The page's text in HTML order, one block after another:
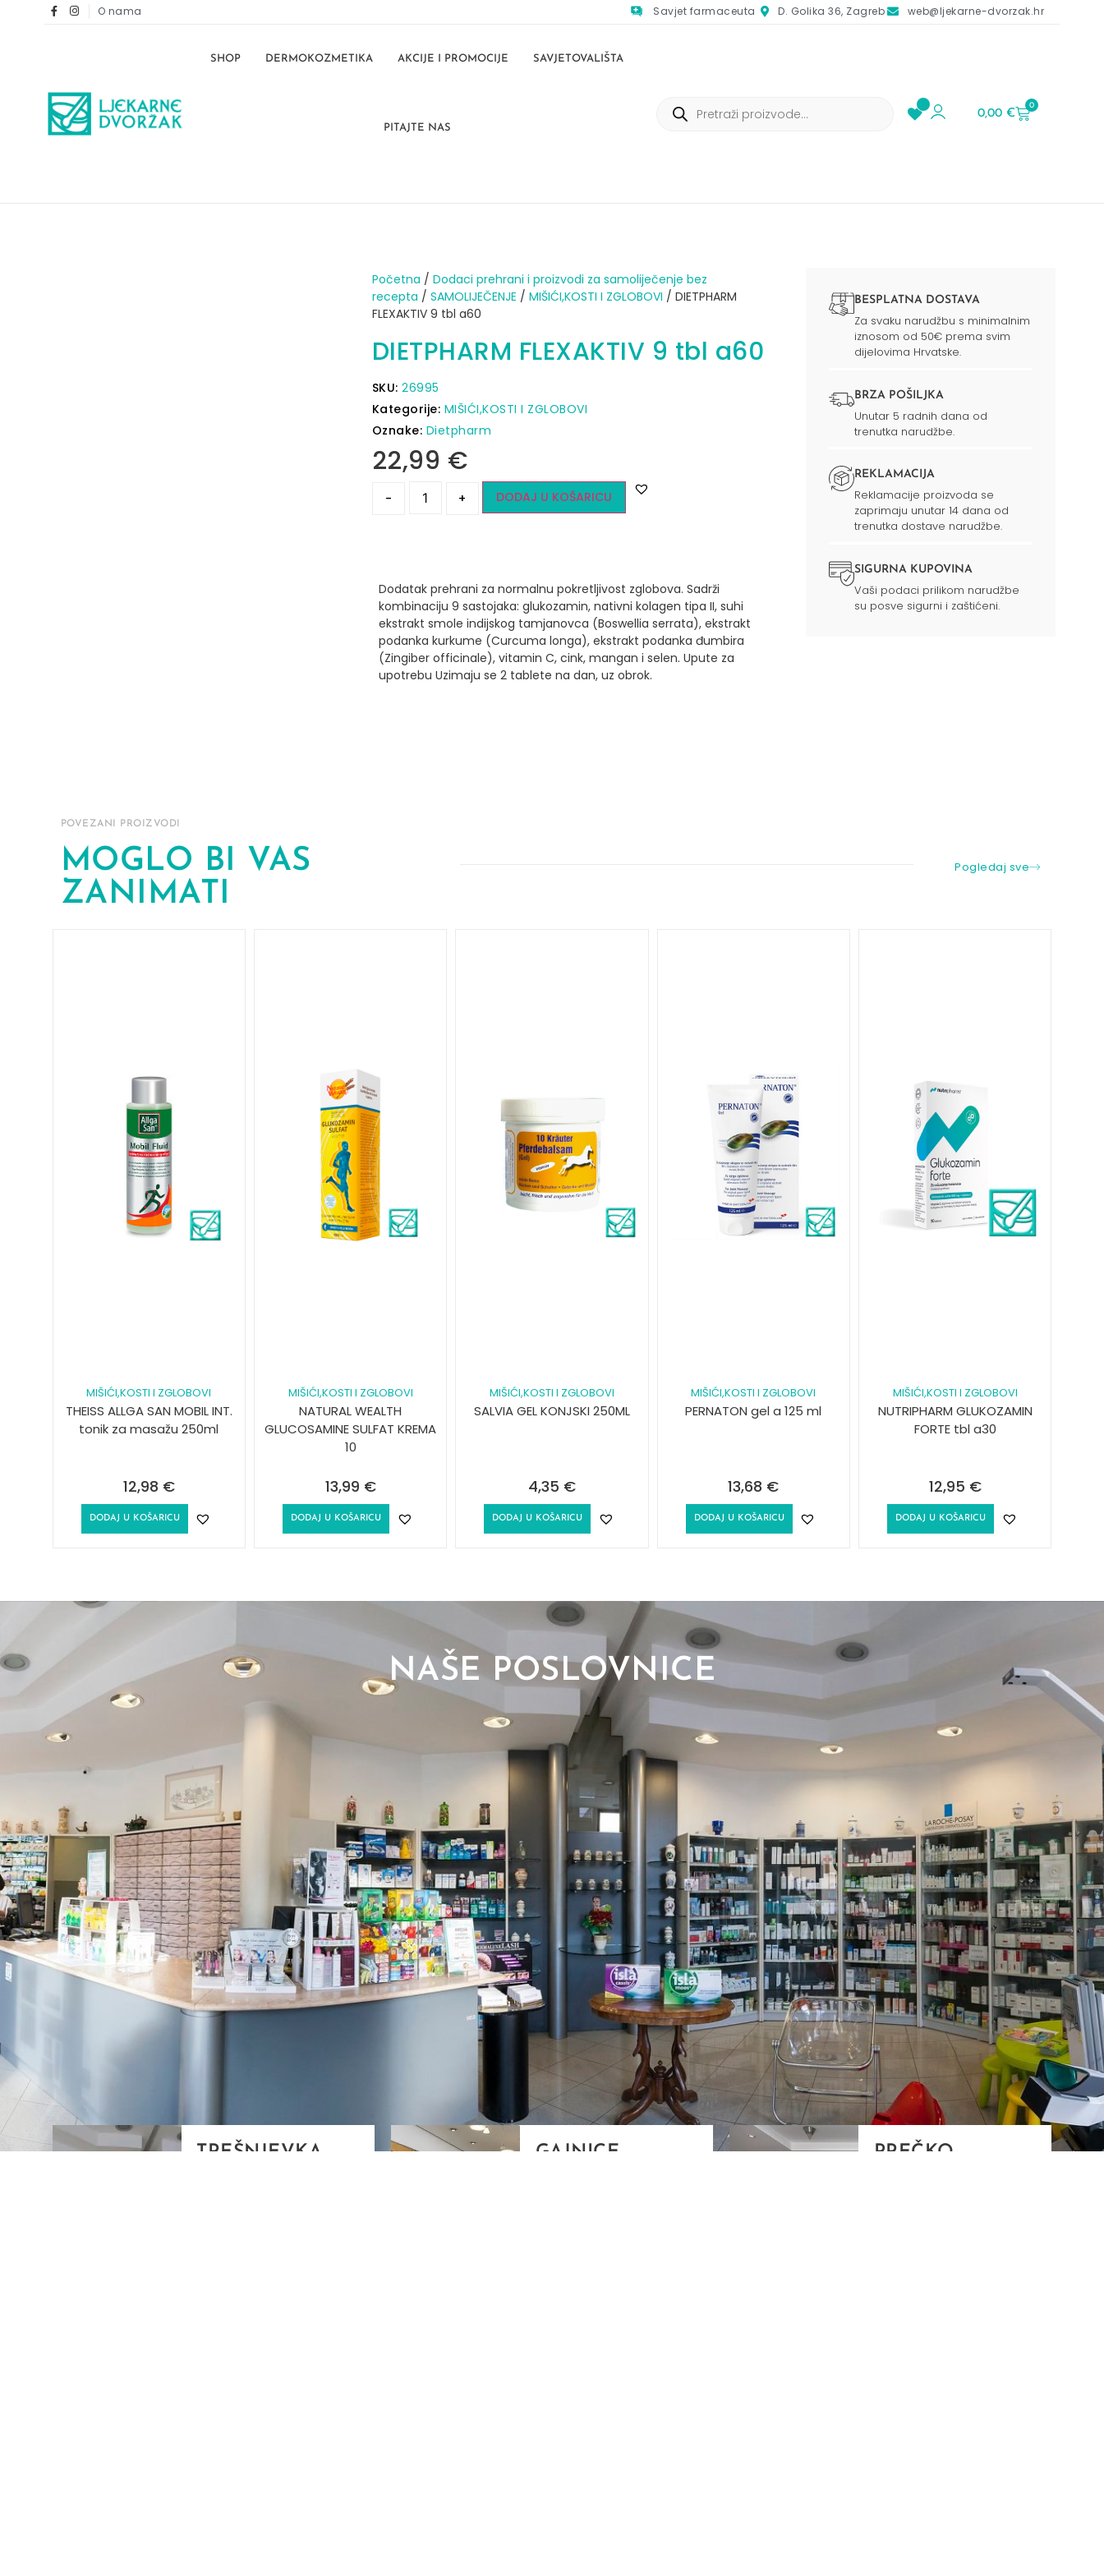
O nama Savjet farmaceuta D. Golika 36, Zagreb web@ljekarne-dvorzak.hr
SHOP DERMOKOZMETIKA AKCIJE I PROMOCIJE SAVJETOVALIŠTA
PITAJTE NAS
0,00€
0
Početna / Dodaci prehrani i proizvodi za samoliječenje bez
recepta / SAMOLIJEČENJE / MIŠIĆI,KOSTI I ZGLOBOVI / DIETPHARM
FLEXAKTIV 9 tbl a60
DIETPHARM FLEXAKTIV 9 tbl a60
SKU: 26995
Kategorije: MIŠIĆI,KOSTI I ZGLOBOVI
Oznake: Dietpharm
22,99 €
- + DODAJ U KOŠARICU
Dodatak prehrani za normalnu pokretljivost zglobova. Sadrži
kombinaciju 9 sastojaka: glukozamin, nativni kolagen tipa II, suhi
ekstrakt smole indijskog tamjanovca (Boswellia serrata), ekstrakt
podanka kurkume (Curcuma longa), ekstrakt podanka đumbira
(Zingiber officinale), vitamin C, cink, mangan i selen. Upute za
upotrebu Uzimaju se 2 tablete na dan, uz obrok.
BESPLATNA DOSTAVA
Za svaku narudžbu s minimalnim
iznosom od 50€ prema svim
dijelovima Hrvatske.
BRZA POŠILJKA
Unutar 5 radnih dana od
trenutka narudžbe.
REKLAMACIJA
Reklamacije proizvoda se
zaprimaju unutar 14 dana od
trenutka dostave narudžbe.
SIGURNA KUPOVINA
Vaši podaci prilikom narudžbe
su posve sigurni i zaštićeni.
POVEZANI PROIZVODI
MOGLO BI VAS
ZANIMATI
Pogledaj sve
MIŠIĆI,KOSTI I ZGLOBOVI
THEISS ALLGA SAN MOBIL INT.
tonik za masažu 250ml
12,98 €
DODAJ U KOŠARICU
MIŠIĆI,KOSTI I ZGLOBOVI
NATURAL WEALTH
GLUCOSAMINE SULFAT KREMA
10
13,99 €
DODAJ U KOŠARICU
MIŠIĆI,KOSTI I ZGLOBOVI
SALVIA GEL KONJSKI 250ML
4,35 €
DODAJ U KOŠARICU
MIŠIĆI,KOSTI I ZGLOBOVI
PERNATON gel a 125 ml
13,68 €
DODAJ U KOŠARICU
MIŠIĆI,KOSTI I ZGLOBOVI
NUTRIPHARM GLUKOZAMIN
FORTE tbl a30
12,95 €
DODAJ U KOŠARICU
NAŠE POSLOVNICE
TREŠNJEVKA GAJNICE PREČKO